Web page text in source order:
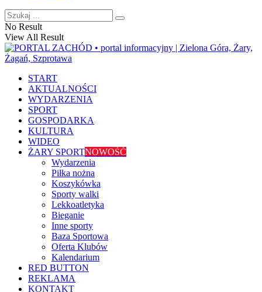
No Result
View All Result
START
AKTUALNOŚCI
WYDARZENIA
SPORT
GOSPODARKA
KULTURA
WIDEO
ŻARY SPORTNOWOŚĆ
Wydarzenia
Piłka nożna
Koszykówka
Sporty walki
Lekkoatletyka
Bieganie
Inne sporty
Baza Sportowa
Oferta Klubów
Kalendarium
RED BUTTON
REKLAMA
KONTAKT